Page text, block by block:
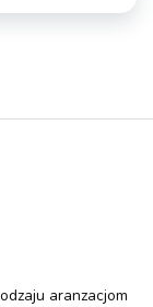
aranzacjom